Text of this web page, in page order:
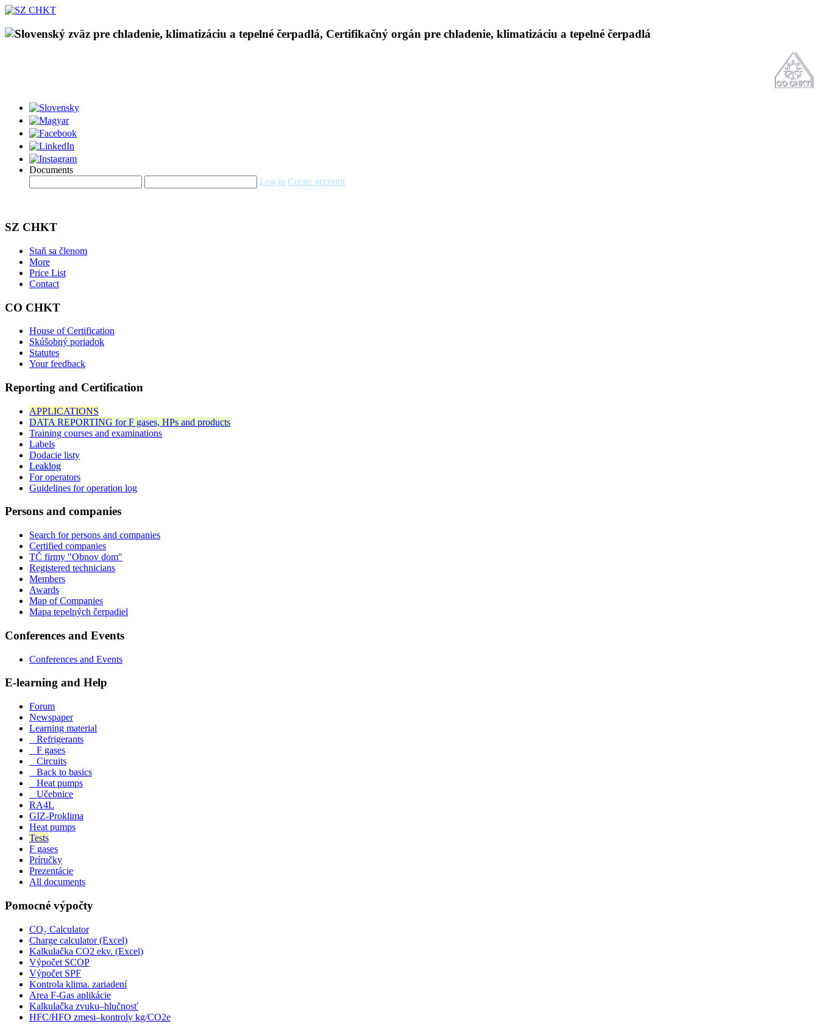
Documents
Log in Create account
SZ CHKT
Staň sa členom
More
Price List
Contact
CO CHKT
House of Certification
Skúšobný poriadok
Statutes
Your feedback
Reporting and Certification
APPLICATIONS
DATA REPORTING for F gases, HPs and products
Training courses and examinations
Labels
Dodacie listy
Leaklog
For operators
Guidelines for operation log
Persons and companies
Search for persons and companies
Certified companies
TČ firmy "Obnov dom"
Registered technicians
Members
Awards
Map of Companies
Mapa tepelných čerpadiel
Conferences and Events
Conferences and Events
E-learning and Help
Forum
Newspaper
Learning material
Refrigerants
F gases
Circuits
Back to basics
Heat pumps
Učebnice
RA4L
GIZ-Proklima
Heat pumps
Tests
F gases
Príručky
Prezentácie
All documents
Pomocné výpočty
CO₂ Calculator
Charge calculator (Excel)
Kalkulačka CO2 ekv. (Excel)
Výpočet SCOP
Výpočet SPF
Kontrola klima. zariadení
Area F-Gas aplikácie
Kalkulačka zvuku–hlučnosť
HFC/HFO zmesi–kontroly kg/CO2e